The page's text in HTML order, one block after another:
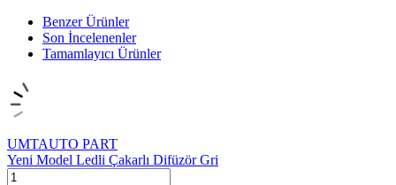
Benzer Ürünler
Son İncelenenler
Tamamlayıcı Ürünler
UMTAUTO PART
Yeni Model Ledli Çakarlı Difüzör Gri